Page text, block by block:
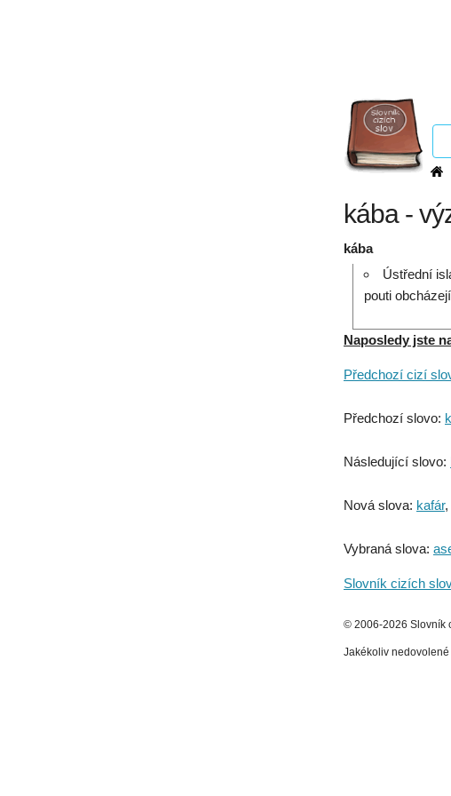
kába -
kába
Ústřední
pouti
Naposledy jste
Předchozí cizí
Předchozí slovo:
Následující slovo:
Nová slova: kafár,
Vybraná slova:
Slovník cizích
© 2006-2026 Slovník
Jakékoliv nedovolené